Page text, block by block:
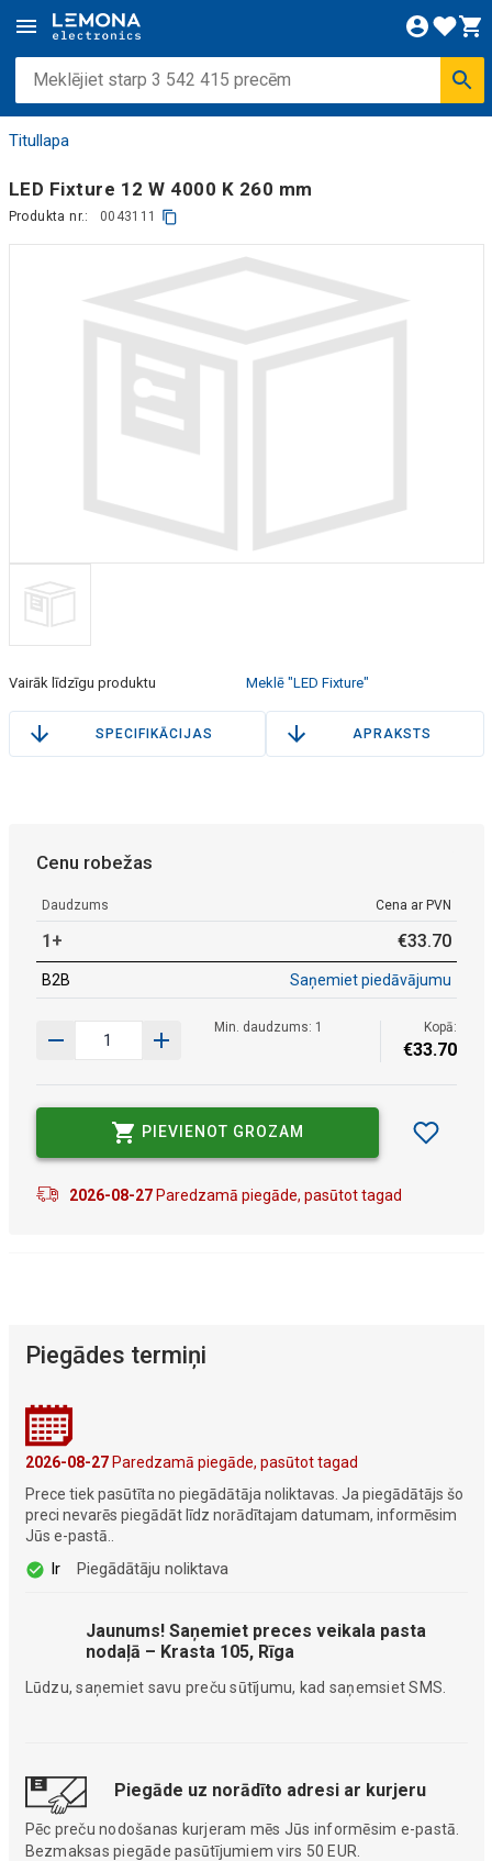
Titullapa
LED Fixture 12 W 4000 K 260 mm
Produkta nr.: 0043111
Vairāk līdzīgu produktu Meklē "LED Fixture"
SPECIFIKĀCIJAS APRAKSTS
Cenu robežas
Daudzums Cena ar PVN
1+ €33.70
B2B Saņemiet piedāvājumu
Min. daudzums: 1 Kopā:
€33.70
PIEVIENOT GROZAM
2026-08-27Paredzamā piegāde, pasūtot tagad
Piegādes termiņi
2026-08-27Paredzamā piegāde, pasūtot tagad
Prece tiek pasūtīta no piegādātāja noliktavas. Ja piegādātājs šo
preci nevarēs piegādāt līdz norādītajam datumam, informēsim
Jūs e-pastā..
Ir Piegādātāju noliktava
Jaunums! Saņemiet preces veikala pasta
nodaļā – Krasta 105, Rīga
Lūdzu, saņemiet savu preču sūtījumu, kad saņemsiet SMS.
Piegāde uz norādīto adresi ar kurjeru
Pēc preču nodošanas kurjeram mēs Jūs informēsim e-pastā.
Bezmaksas piegāde pasūtījumiem virs 50 EUR.